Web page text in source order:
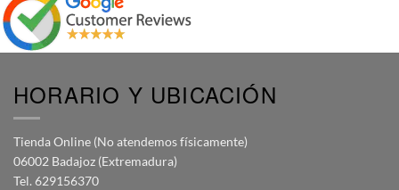
HORARIO Y UBICACIÓN
Tienda Online (No atendemos físicamente)
06002 Badajoz (Extremadura)
Tel. 629156370